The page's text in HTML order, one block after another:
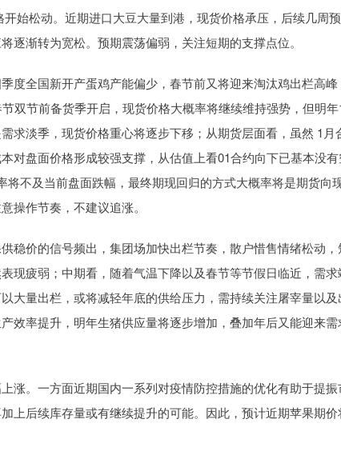
始松动。近期进口大豆大量到港，现货价格承压，后续几周
逐渐转为宽松。预期震荡偏弱，关注短期的支撑点位。
度全国新开产蛋鸡产能偏少，春节前又将迎来淘汰鸡出栏高
双节前备货季开启，现货价格大概率将继续维持强势，但明
求淡季，现货价格重心将逐步下移；从期货层面看，虽然 1
对盘面价格形成较强支撑，从估值上看01合约向下已基本没
将不及当前盘面跌幅，最终期现回归的方式大概率将是期货向
操作节奏，不建议追涨。
稳价的信号频出，集团场加快出栏节奏，散户惜售情绪松动
现疲弱；中期看，随着气温下降以及春节等节假日临近，需
大量出栏，或将减轻年底的供给压力，需持续关注屠宰量以
效率提升，明年生猪供应量将逐步增加，叠加年后又能迎来
涨。一方面近期国内一系列对疫情防控措施的优化有助于提
上后续库存量或有继续提升的可能。因此，预计近期苹果期